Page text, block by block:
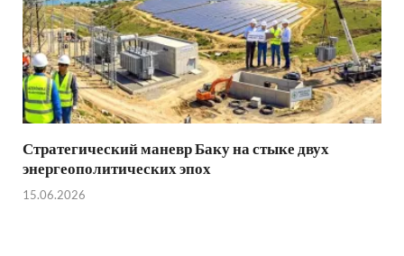
Стратегический маневр Баку на стыке двух
энергеополитических эпох
15.06.2026